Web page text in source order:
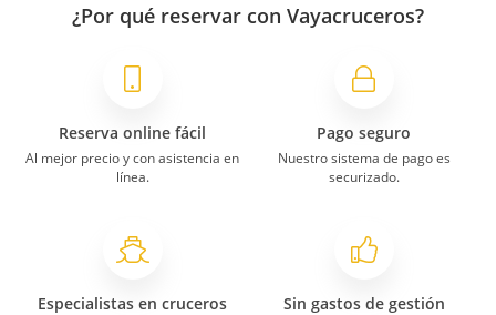
¿Por qué reservar con Vayacruceros?
Reserva online fácil
Al mejor precio y con asistencia en
línea.
Pago seguro
Nuestro sistema de pago es
securizado.
Especialistas en cruceros Sin gastos de gestión